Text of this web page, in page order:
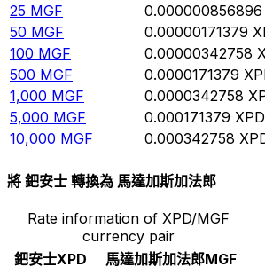
25 MGF 0.000000856896
50 MGF 0.00000171379
100 MGF 0.00000342758
500 MGF 0.0000171379
1,000 MGF 0.0000342758
5,000 MGF 0.000171379 XPD
10,000 MGF 0.000342758
將 鈀安士 轉換為 馬達加斯加法郎
Rate information of XPD/MGF
currency pair
鈀安士XPD 馬達加斯加法郎MGF